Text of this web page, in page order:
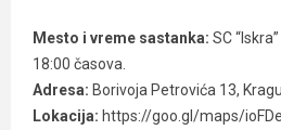
Mesto i vreme sastanka: SC
18:00 časova.
Adresa: Borivoja Petrovića 13,
Lokacija: https://goo.gl/maps/